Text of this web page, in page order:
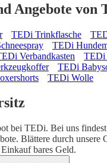
Angebote von
TEDi Trinkflasche
TEDi
Verbandkasten TEDi
TEDi
TEDi Wolle
bei TEDi. Bei uns findest
Blättere durch unsere
bares Geld.